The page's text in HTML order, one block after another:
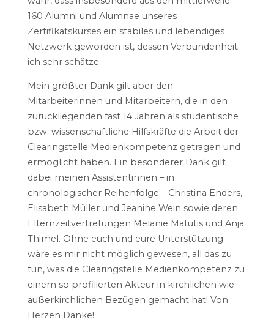
160 Alumni und Alumnae unseres
Zertifikatskurses ein stabiles und lebendiges
Netzwerk geworden ist, dessen Verbundenheit
ich sehr schätze.
Mein größter Dank gilt aber den
Mitarbeiterinnen und Mitarbeitern, die in den
zurückliegenden fast 14 Jahren als studentische
bzw. wissenschaftliche Hilfskräfte die Arbeit der
Clearingstelle Medienkompetenz getragen und
ermöglicht haben. Ein besonderer Dank gilt
dabei meinen Assistentinnen – in
chronologischer Reihenfolge – Christina Enders,
Elisabeth Müller und Jeanine Wein sowie deren
Elternzeitvertretungen Melanie Matutis und Anja
Thimel. Ohne euch und eure Unterstützung
wäre es mir nicht möglich gewesen, all das zu
tun, was die Clearingstelle Medienkompetenz zu
einem so profilierten Akteur in kirchlichen wie
außerkirchlichen Bezügen gemacht hat! Von
Herzen Danke!